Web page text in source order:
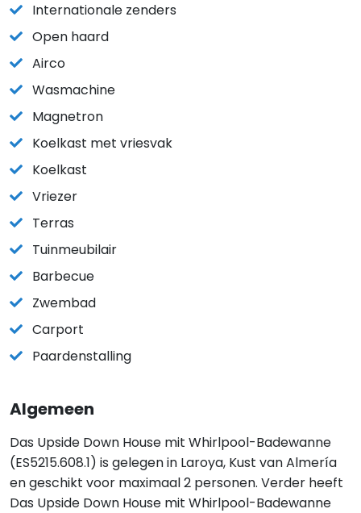
Internationale zenders
Open haard
Airco
Wasmachine
Magnetron
Koelkast met vriesvak
Koelkast
Vriezer
Terras
Tuinmeubilair
Barbecue
Zwembad
Carport
Paardenstalling
Algemeen
Das Upside Down House mit Whirlpool-Badewanne
(ES5215.608.1) is gelegen in Laroya, Kust van Almería
en geschikt voor maximaal 2 personen. Verder heeft
Das Upside Down House mit Whirlpool-Badewanne